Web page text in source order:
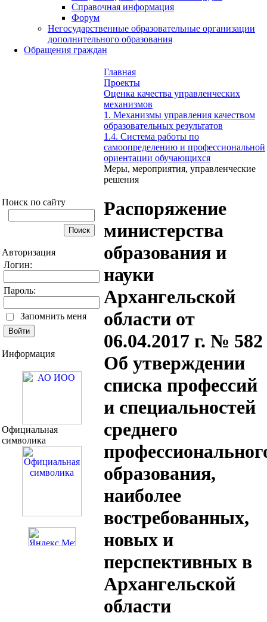
Справочная информация
Форум
Негосударственные образовательные организации
дополнительного образования
Обращения граждан
Поиск по сайту
Авторизация
Логин:
Пароль:
Запомнить меня
Информация
Официальная
символика
Главная
Проекты
Оценка качества управленческих
механизмов
1. Механизмы управления качеством
образовательных результатов
1.4. Система работы по
самоопределению и профессиональной
ориентации обучающихся
Меры, мероприятия, управленческие
решения
Распоряжение
министерства
образования и
науки
Архангельской
области от
06.04.2017 г. № 582
Об утверждении
списка профессий
и специальностей
среднего
образования,
наиболее
востребованных,
новых и
перспективных в
Архангельской
области